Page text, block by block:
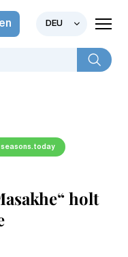
DEU
seasons.today
holt